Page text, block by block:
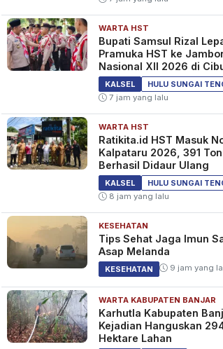
WARTA HST
Bupati Samsul Rizal
Pramuka HST ke
Nasional XII 2026 di
KALSEL
HULU SUNGAI
7 jam yang lalu
WARTA HST
Ratikita.id HST Masuk
Kalpataru 2026, 391
Berhasil Didaur Ulang
KALSEL
HULU SUNGAI
8 jam yang lalu
KESEHATAN
Tips Sehat Jaga Imun
Asap Melanda
KESEHATAN 9 jam yang
WARTA KABUPATEN BANJAR
Karhutla Kabupaten
Kejadian Hanguskan
Hektare Lahan